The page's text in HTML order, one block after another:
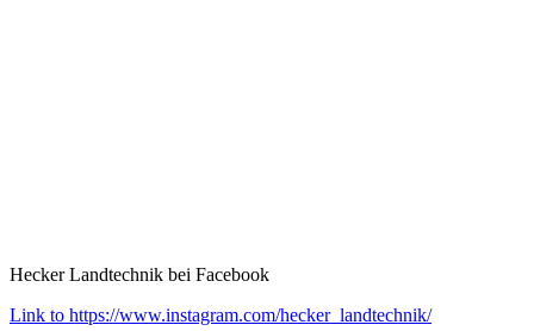
Hecker Landtechnik bei Facebook
Link to https://www.instagram.com/hecker_landtechnik/